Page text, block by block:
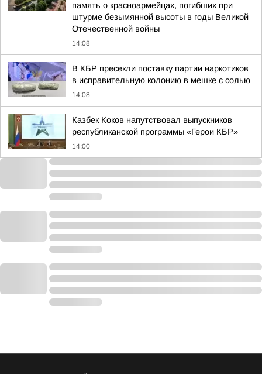
память о красноармейцах, погибших при
штурме безымянной высоты в годы Великой
Отечественной войны
14:08
В КБР пресекли поставку партии наркотиков
в исправительную колонию в мешке с солью
14:08
Казбек Коков напутствовал выпускников
республиканской программы «Герои КБР»
14:00